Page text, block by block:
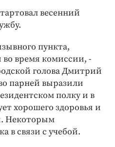
весенний
пункта,
время комиссии, -
голова Дмитрий
парней выразили
полку и в
хорошего здоровья и
Некоторым
в связи c учебой.